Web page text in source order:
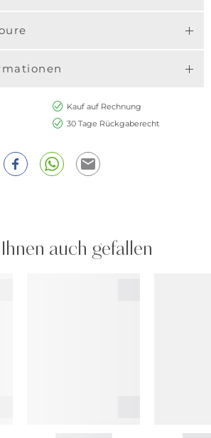
Kauf auf Rechnung
30 Tage Rückgaberecht
auch gefallen